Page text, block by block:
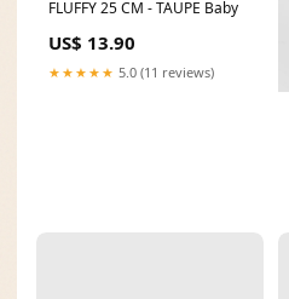
FLUFFY 25 CM - TAUPE Baby
US$ 13.90
★★★★★ 5.0 (11 reviews)